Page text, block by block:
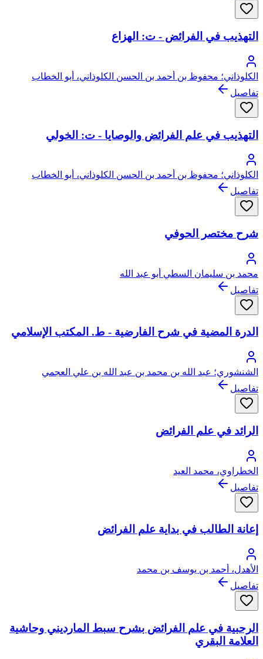
التهذيب في الفرائض - ت: الهزاع
الكلوذاني؛ محفوظ بن أحمد بن الحسن الكلوذاني، أبو الخطاب
تفاصيل
التهذيب في علم الفرائض والوصايا - ت: الخولي
الكلوذاني؛ محفوظ بن أحمد بن الحسن الكلوذاني، أبو الخطاب
تفاصيل
شرح مختصر الحوفي
محمد بن سليمان السطي أبو عبد الله
تفاصيل
الدرة المضية في شرح الفارضية - ط. المكتب الإسلامي
الشنشوري؛ عبد الله بن محمد بن عبد الله بن علي العجمي
الشنشوري
تفاصيل
الرائد في علم الفرائض
الخطراوي، محمد العيد
تفاصيل
إعانة الطالب في بداية علم الفرائض
الأهدل، أحمد بن يوسف بن محمد
تفاصيل
الرحبية في علم الفرائض بشرح سبط المارديني وحاشية
العلامة البقري